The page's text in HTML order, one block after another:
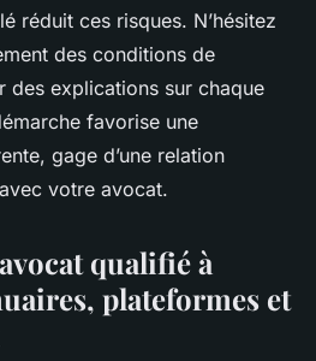
réduit ces risques. N’hésitez
des conditions de
des explications sur chaque
favorise une
gage d’une relation
votre avocat.
qualifié à
plateformes et